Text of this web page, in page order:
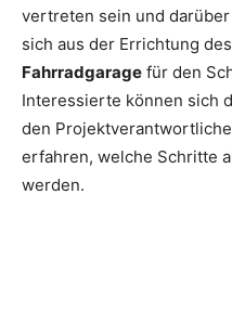
vertreten sein und
sich aus der Errichtung des
Fahrradgarage für den
Interessierte können sich
den
erfahren, welche Schritte
werden.